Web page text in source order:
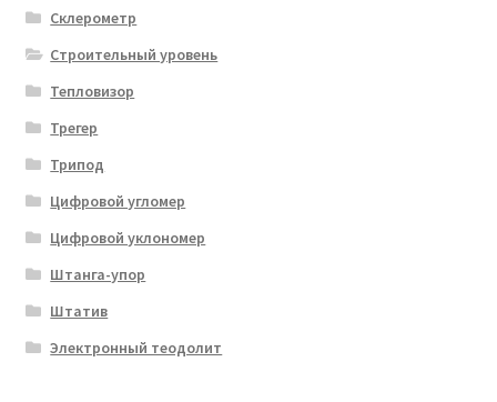
Склерометр
Строительный уровень
Тепловизор
Трегер
Трипод
Цифровой угломер
Цифровой уклономер
Штанга-упор
Штатив
Электронный теодолит